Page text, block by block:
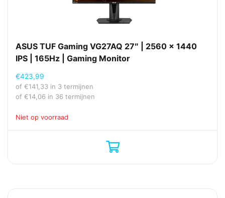
ASUS TUF Gaming VG27AQ 27″ | 2560 x 1440
IPS | 165Hz | Gaming Monitor
€423,99
of €141,33 in 3 termijnen
of €14,06 in 36 termijnen
Niet op voorraad